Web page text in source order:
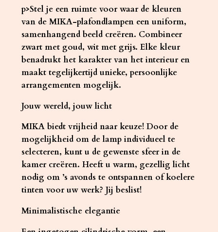
t
a
l
p>Stel je een ruimte voor waar de kleuren
van de MIKA-plafondlampen een uniform,
samenhangend beeld creëren. Combineer
zwart met goud, wit met grijs. Elke kleur
benadrukt het karakter van het interieur en
maakt tegelijkertijd unieke, persoonlijke
arrangementen mogelijk.
Jouw wereld, jouw licht
MIKA biedt vrijheid naar keuze! Door de
mogelijkheid om de lamp individueel te
selecteren, kunt u de gewenste sfeer in de
kamer creëren. Heeft u warm, gezellig licht
nodig om ’s avonds te ontspannen of koelere
tinten voor uw werk? Jij beslist!
Minimalistische elegantie